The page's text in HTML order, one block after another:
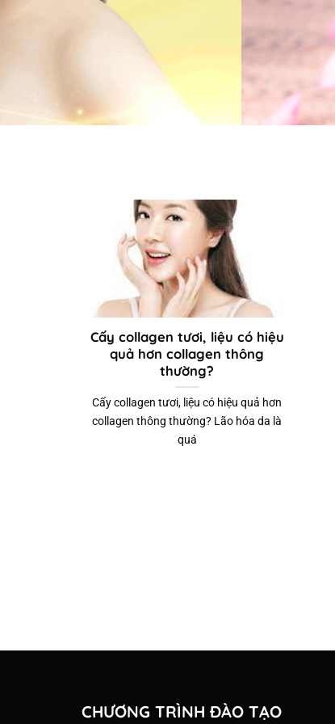
Cấy collagen tươi, liệu có hiệu
quả hơn collagen thông
thường?
Cấy collagen tươi, liệu có hiệu quả hơn
collagen thông thường? Lão hóa da là
quá
CHƯƠNG TRÌNH ĐÀO TẠO